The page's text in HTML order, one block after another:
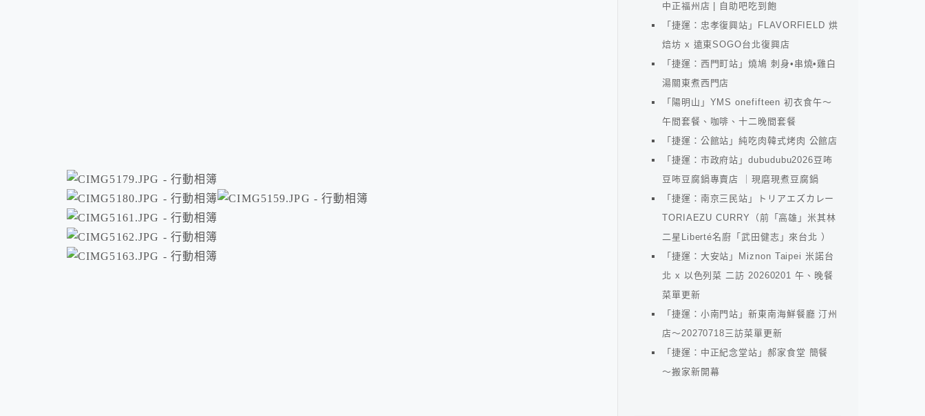
中正福州店 | 自助吧吃到飽
「捷運：忠孝復興站」FLAVORFIELD 烘
焙坊 x 遠東SOGO台北復興店
「捷運：西門町站」燒鳩 刺身•串燒•雞白
湯關東煮西門店
「陽明山」YMS onefifteen 初衣食午～
午間套餐、咖啡、十二晚間套餐
「捷運：公館站」純吃肉韓式烤肉 公館店
「捷運：市政府站」dubudubu2026豆咘
豆咘豆腐鍋專賣店 ｜現磨現煮豆腐鍋
「捷運：南京三民站」トリアエズカレー
TORIAEZU CURRY（前「高雄」米其林
二星Liberté名廚「武田健志」來台北 ）
「捷運：大安站」Miznon Taipei 米諾台
北 x 以色列菜 二訪 20260201 午、晚餐
菜單更新
「捷運：小南門站」新東南海鮮餐廳 汀州
店～20270718三訪菜單更新
「捷運：中正紀念堂站」郝家食堂 簡餐
～搬家新開幕